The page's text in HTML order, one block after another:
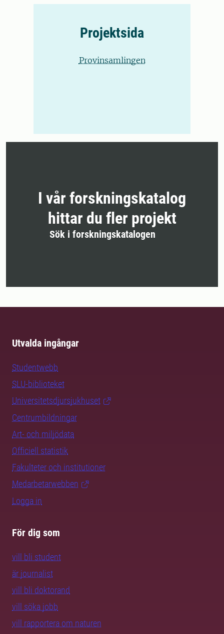
Projektsida
Provinsamlingen
I vår forskningskatalog
hittar du fler projekt
Sök i forskningskatalogen
Utvalda ingångar
Studentwebb
SLU-biblioteket
Universitetsdjursjukhuset
Centrumbildningar
Art- och miljödata
Officiell statistik
Fakulteter och institutioner
Medarbetarwebben
Logga in
För dig som
vill bli student
är journalist
vill bli doktorand
vill söka jobb
vill rapportera om naturen